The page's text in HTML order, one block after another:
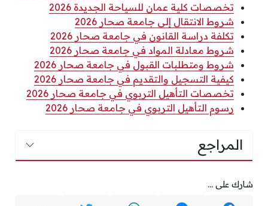
تخصصات كلية عمان للسياحة الجديدة 2026
شروط الانتقال إلى جامعة صحار 2026
تكلفة دراسة القانون في جامعة صحار 2026
شروط معادلة المواد في جامعة صحار 2026
شروط ومتطلبات القبول في جامعة صحار 2026
كيفية التسجيل والتقديم في جامعة صحار 2026
تخصصات التأهيل التربوي في جامعة صحار 2026
رسوم التأهيل التربوي في جامعة صحار 2026
المراجع
شارك على ...